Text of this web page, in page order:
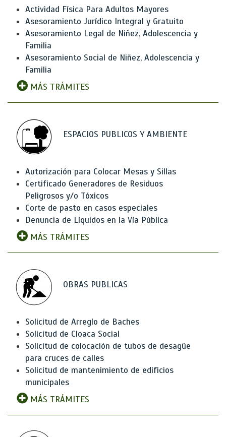
Actividad Física Para Adultos Mayores
Asesoramiento Jurídico Integral y Gratuito
Asesoramiento Legal de Niñez, Adolescencia y
Familia
Asesoramiento Social de Niñez, Adolescencia y
Familia
MÁS TRÁMITES
ESPACIOS PUBLICOS Y AMBIENTE
Autorización para Colocar Mesas y Sillas
Certificado Generadores de Residuos
Peligrosos y/o Tóxicos
Corte de pasto en casos especiales
Denuncia de Líquidos en la Vía Pública
MÁS TRÁMITES
OBRAS PUBLICAS
Solicitud de Arreglo de Baches
Solicitud de Cloaca Social
Solicitud de colocación de tubos de desagüe
para cruces de calles
Solicitud de mantenimiento de edificios
municipales
MÁS TRÁMITES